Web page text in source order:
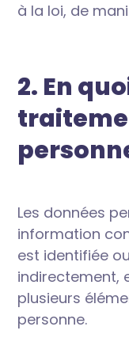
à la loi, de
2. En
Les données
information
est identifiée
indirectement,
plusieurs
personne.